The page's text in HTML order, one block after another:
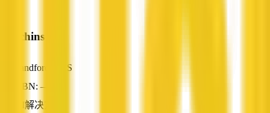
Hutchins A
Sandford, TAS
ABN: —
AI解决方案